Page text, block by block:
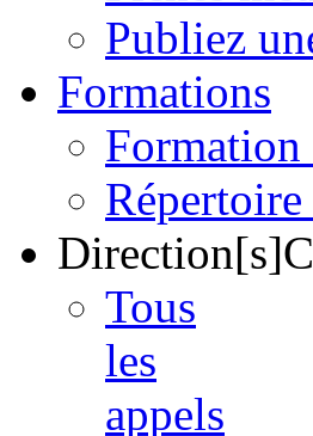
Publiez
Formations
Tous
les
appels